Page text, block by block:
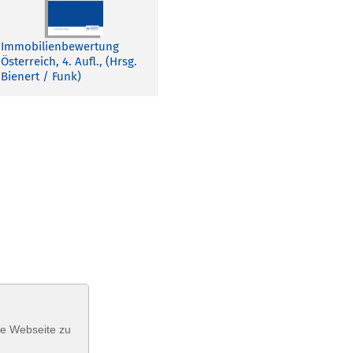
Immobilienbewertung
Österreich, 4. Aufl., (Hrsg.
Bienert / Funk)
Webseite zu